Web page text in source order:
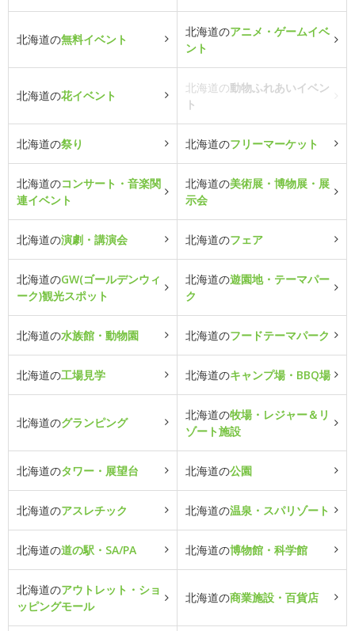
北海道の無料イベント
北海道のアニメ・ゲームイベ
ント
北海道の花イベント
北海道の動物ふれあいイベン
ト
北海道の祭り 北海道のフリーマーケット
北海道のコンサート・音楽関
連イベント
北海道の美術展・博物展・展
示会
北海道の演劇・講演会 北海道のフェア
北海道のGW(ゴールデンウィ
ーク)観光スポット
北海道の遊園地・テーマパー
ク
北海道の水族館・動物園 北海道のフードテーマパーク
北海道の工場見学 北海道のキャンプ場・BBQ場
北海道のグランピング
北海道の牧場・レジャー＆リ
ゾート施設
北海道のタワー・展望台 北海道の公園
北海道のアスレチック 北海道の温泉・スパリゾート
北海道の道の駅・SA/PA 北海道の博物館・科学館
北海道のアウトレット・ショ
ッピングモール
北海道の商業施設・百貨店